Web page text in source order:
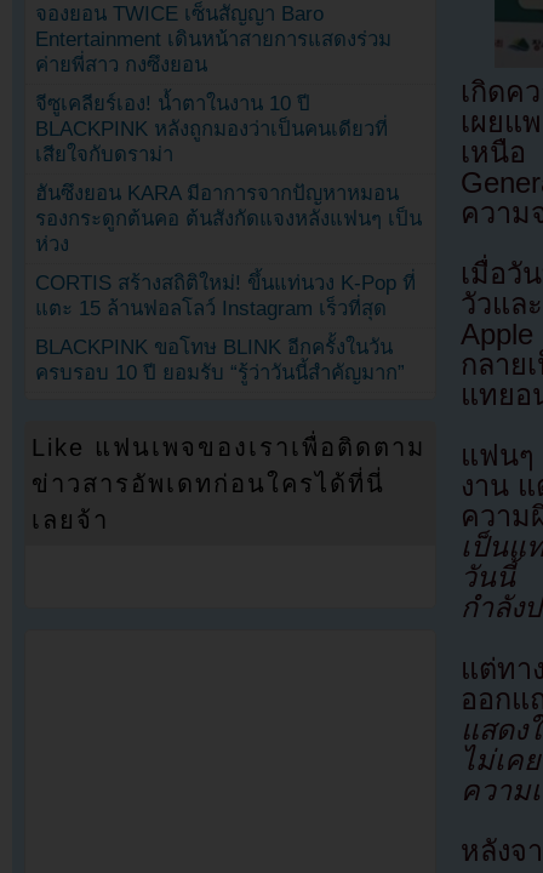
เกิดค
เผยแ
เหนือ
ความ
เมื่อวั
วัวแล
กลาย
แทยอ
แฟนๆ
งาน
ความ
เป็นแ
วันนี้
กำลัง
แต่ทา
ออกแ
แสดง
ไม่เค
ความ
หลังจ
จองยอน TWICE เซ็นสัญญา Baro
Entertainment เดินหน้าสายการแสดงร่วม
ค่ายพี่สาว กงซึงยอน
จีซูเคลียร์เอง! น้ำตาในงาน 10 ปี
BLACKPINK หลังถูกมองว่าเป็นคนเดียวที่
เสียใจกับดราม่า
ฮันซึงยอน KARA มีอาการจากปัญหาหมอน
รองกระดูกต้นคอ ต้นสังกัดแจงหลังแฟนๆ เป็น
ห่วง
CORTIS สร้างสถิติใหม่! ขึ้นแท่นวง K-Pop ที่
แตะ 15 ล้านฟอลโลว์ Instagram เร็วที่สุด
BLACKPINK ขอโทษ BLINK อีกครั้งในวัน
ครบรอบ 10 ปี ยอมรับ “รู้ว่าวันนี้สำคัญมาก”
Like แฟนเพจของเราเพื่อติดตาม
ข่าวสารอัพเดทก่อนใครได้ที่นี่
เลยจ้า